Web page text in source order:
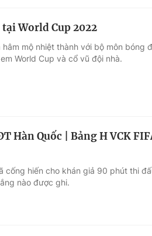
World Cup 2022
mộ nhiệt thành với bộ môn bóng
World Cup và cổ vũ đội nhà.
Hàn Quốc | Bảng H VCK
cống hiến cho khán giả 90 phút thi
nào được ghi.